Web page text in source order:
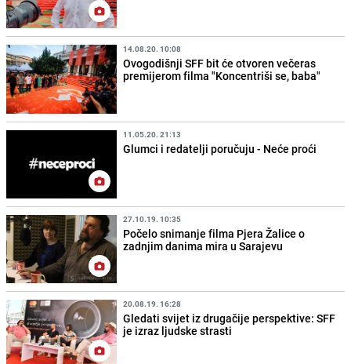
14.08.20. 10:08
Ovogodišnji SFF bit će otvoren večeras
premijerom filma "Koncentriši se, baba"
11.05.20. 21:13
Glumci i redatelji poručuju - Neće proći
27.10.19. 10:35
Počelo snimanje filma Pjera Žalice o
zadnjim danima mira u Sarajevu
20.08.19. 16:28
Gledati svijet iz drugačije perspektive: SFF
je izraz ljudske strasti